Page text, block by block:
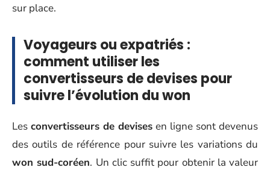
sur place.
Voyageurs ou expatriés :
comment utiliser les
convertisseurs de devises pour
suivre l’évolution du won
Les convertisseurs de devises en ligne sont devenus
des outils de référence pour suivre les variations du
won sud-coréen. Un clic suffit pour obtenir la valeur